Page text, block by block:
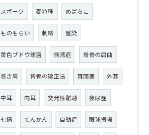
スポーツ 麦粒種 めばちこ
ものもらい 刺絡 感染
黄色ブドウ球菌 側湾症 脊骨の屈曲
巻き肩 背骨の矯正法 耳閉塞 外耳
中耳 内耳 突発性難聴 夜尿症
七情 てんかん 自動症 眼球振盪